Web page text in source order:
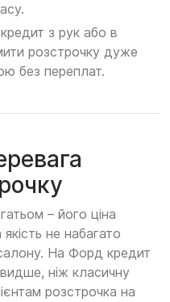
з рук або в
розстрочку дуже
без переплат.
– його ціна
не набагато
На Форд кредит
ніж класичну
розстрочка на